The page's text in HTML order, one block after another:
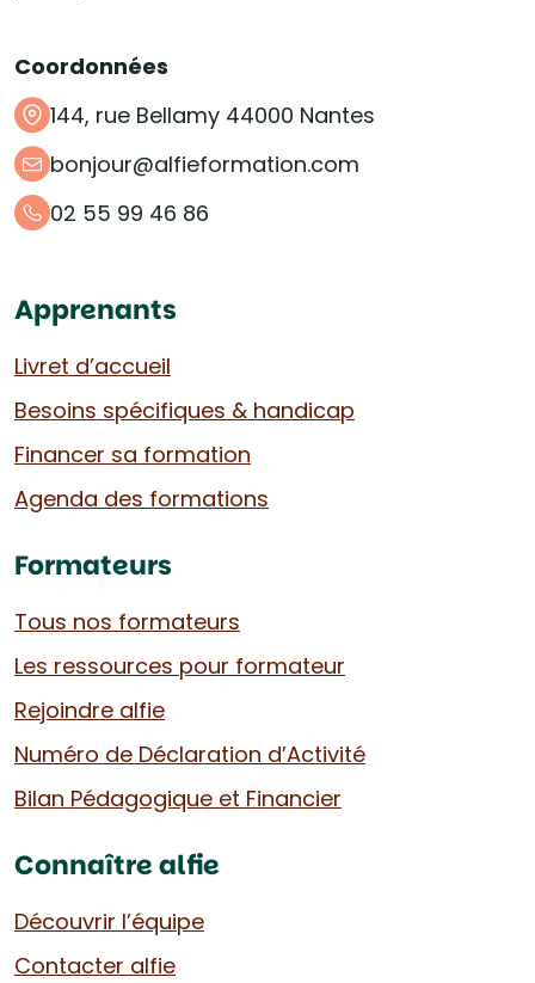
Coordonnées
144, rue Bellamy 44000 Nantes
bonjour@alfieformation.com
02 55 99 46 86
Apprenants
Livret d’accueil
Besoins spécifiques & handicap
Financer sa formation
Agenda des formations
Formateurs
Tous nos formateurs
Les ressources pour formateur
Rejoindre alfie
Numéro de Déclaration d’Activité
Bilan Pédagogique et Financier
Connaître alfie
Découvrir l’équipe
Contacter alfie